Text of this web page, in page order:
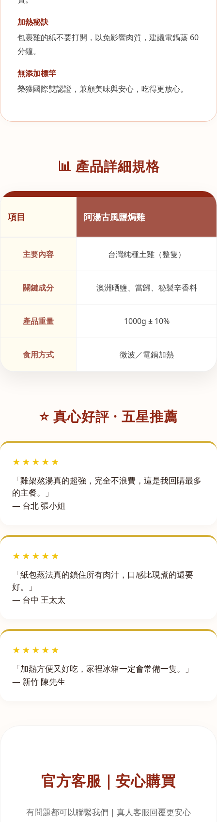
加熱秘訣
包裹雞的紙不要打開，以免影響肉質，建議電鍋蒸 60
分鐘。
無添加標竿
榮獲國際雙認證，兼顧美味與安心，吃得更放心。
📊 產品詳細規格
項目 阿湯古風鹽焗雞
主要內容 台灣純種土雞（整隻）
關鍵成分 澳洲晒鹽、當歸、秘製辛香料
產品重量 1000g ± 10%
食用方式 微波／電鍋加熱
⭐ 真心好評 · 五星推薦
★★★★★
「雞架熬湯真的超強，完全不浪費，這是我回購最多
的主餐。」
— 台北 張小姐
★★★★★
「紙包蒸法真的鎖住所有肉汁，口感比現煮的還要
好。」
— 台中 王太太
★★★★★
「加熱方便又好吃，家裡冰箱一定會常備一隻。」
— 新竹 陳先生
官方客服｜安心購買
有問題都可以聯繫我們｜真人客服回覆更安心